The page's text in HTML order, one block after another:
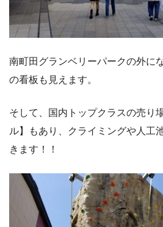
南町田グランベリーパークの外に
の看板も見えます。
そして、国内トップクラスの売り
ル】もあり、クライミングや人工
きます！！